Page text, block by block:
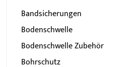
Bandsicherungen
Bodenschwelle
Bodenschwelle Zubehör
Bohrschutz